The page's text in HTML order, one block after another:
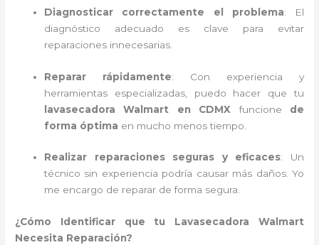
Diagnosticar correctamente el problema: El
diagnóstico adecuado es clave para evitar
reparaciones innecesarias.
Reparar rápidamente: Con experiencia y
herramientas especializadas, puedo hacer que tu
lavasecadora Walmart en CDMX funcione de
forma óptima en mucho menos tiempo.
Realizar reparaciones seguras y eficaces: Un
técnico sin experiencia podría causar más daños. Yo
me encargo de reparar de forma segura.
¿Cómo Identificar que tu Lavasecadora Walmart
Necesita Reparación?